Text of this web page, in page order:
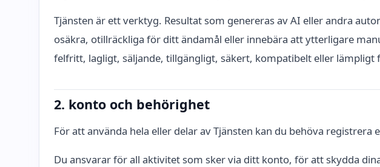
Tjänsten är ett verktyg. Resultat som genereras av AI eller andra
osäkra, otillräckliga för ditt ändamål eller innebära att ytterligare
felfritt, lagligt, säljande, tillgängligt, säkert, kompatibelt eller lämpligt
2. konto och behörighet
För att använda hela eller delar av Tjänsten kan du behöva
Du ansvarar för all aktivitet som sker via ditt konto, för att skydda